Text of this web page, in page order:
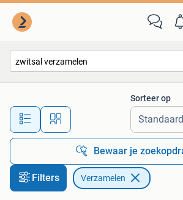
Alle afstanden…
Sorteer op
Bewaar je
Filters Verzamelen